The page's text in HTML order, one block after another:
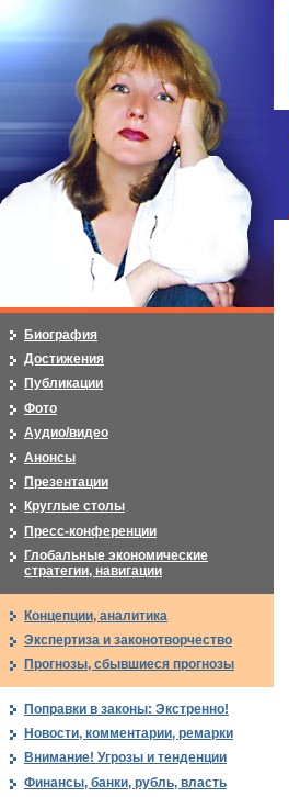
Биография
Достижения
Публикации
Фото
Аудио/видео
Анонсы
Презентации
Круглые столы
Пресс-конференции
Глобальные экономические
стратегии, навигации
Концепции, аналитика
Экспертиза и законотворчество
Прогнозы, сбывшиеся прогнозы
Поправки в законы: Экстренно!
Новости, комментарии, ремарки
Внимание! Угрозы и тенденции
Финансы, банки, рубль, власть